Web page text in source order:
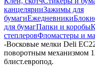
канцелярииЗажимы для
бумагиЕжедневники
для бумагПапки и коробы
степлеровФломастеры и
-Восковые мелки Deli
поворотным механизмом
блист.европод.